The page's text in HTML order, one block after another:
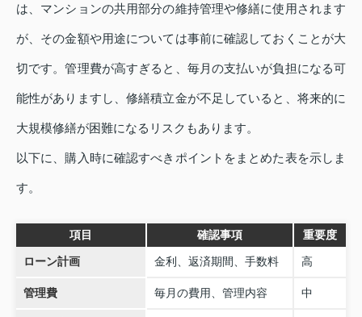
は、マンションの共用部分の維持管理や修繕に使用されます
が、その金額や用途については事前に確認しておくことが大
切です。管理費が高すぎると、毎月の支払いが負担になる可
能性がありますし、修繕積立金が不足していると、将来的に
大規模修繕が困難になるリスクもあります。
以下に、購入時に確認すべきポイントをまとめた表を示しま
す。
項目 確認事項 重要度
ローン計画 金利、返済期間、手数料 高
管理費 毎月の費用、管理内容 中